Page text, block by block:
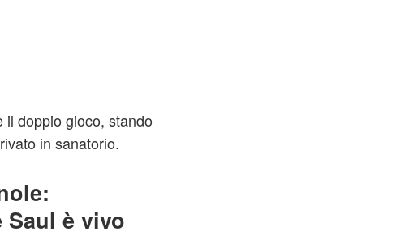
il doppio gioco, stando
in sanatorio.
è vivo